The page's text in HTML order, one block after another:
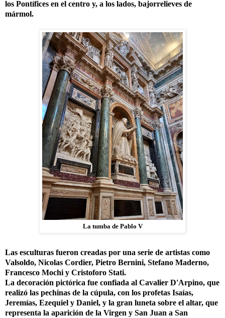
los Pontífices en el centro y, a los lados, bajorrelieves de
mármol.
La tumba de Pablo V
Las esculturas fueron creadas por una serie de artistas como
Valsoldo, Nicolas Cordier, Pietro Bernini, Stefano Maderno,
Francesco Mochi y Cristoforo Stati.
La decoración pictórica fue confiada al Cavalier D'Arpino, que
realizó las pechinas de la cúpula, con los profetas Isaías,
Jeremías, Ezequiel y Daniel, y la gran luneta sobre el altar, que
representa la aparición de la Virgen y San Juan a San